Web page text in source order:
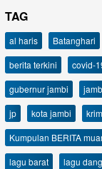
TAG
al haris Batanghari
berita terkini
covid-
gubernur jambi
jp
kota jambi
Kumpulan BERITA
lagu barat
lagu